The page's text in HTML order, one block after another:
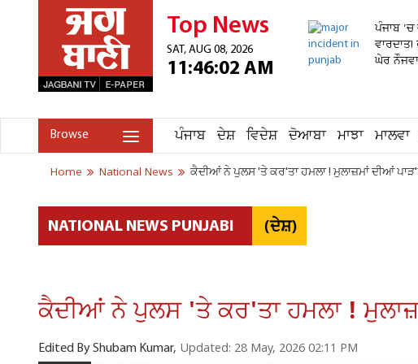
Top News
SAT, AUG 08, 2026
11:46:02 AM
ਪੰਜਾਬ 'ਚ
ਘੇਰ
Browse ਪੰਜਾਬ ਦੇਸ਼ ਵਿਦੇਸ਼ ਦੋਆਬਾ ਮਾਝਾ ਮਾਲਵਾ
Home National News ਕੈਦੀਆਂ ਨੇ ਪੁਲਸ 'ਤੇ ਕਰ'ਤਾ ਹਮਲਾ ! ਮੁਲਾਜ਼ਮਾਂ ਦੀਆਂ
NATIONAL NEWS PUNJABI (ਦੇਸ਼)
ਕੈਦੀਆਂ ਨੇ ਪੁਲਸ 'ਤੇ ਕਰ'ਤਾ ਹਮਲਾ !
Edited By Shubam Kumar, Updated: 28 May, 2026 02:11 PM